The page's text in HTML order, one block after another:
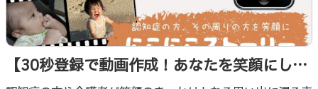
【30秒登録で動画作成！あなたを笑顔にした